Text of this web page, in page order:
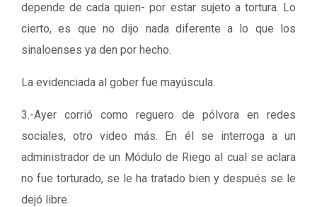
depende de cada quien- por estar sujeto a tortura. Lo
cierto, es que no dijo nada diferente a lo que los
sinaloenses ya den por hecho.
La evidenciada al gober fue mayúscula.
3.-Ayer corrió como reguero de pólvora en redes
sociales, otro video más. En él se interroga a un
administrador de un Módulo de Riego al cual se aclara
no fue torturado, se le ha tratado bien y después se le
dejó libre.